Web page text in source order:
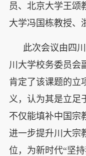
员、北京大学王颂
大学冯国栋教授、
此次会议由四
川大学校务委员会
肯定了该课题的立
义，认为其是立足
不仅能填补中国宗
进一步提升川大宗
位，为新时代“坚